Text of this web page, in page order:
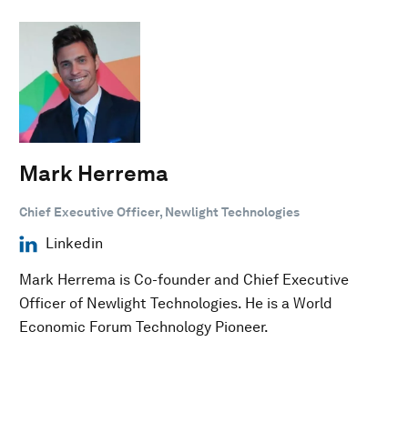
Mark Herrema
Chief Executive Officer, Newlight Technologies
Linkedin
Mark Herrema is Co-founder and Chief Executive
Officer of Newlight Technologies. He is a World
Economic Forum Technology Pioneer.